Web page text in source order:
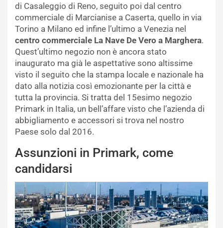
di Casaleggio di Reno, seguito poi dal centro
commerciale di Marcianise a Caserta, quello in via
Torino a Milano ed infine l’ultimo a Venezia nel
centro commerciale La Nave De Vero a Marghera.
Quest’ultimo negozio non è ancora stato
inaugurato ma già le aspettative sono altissime
visto il seguito che la stampa locale e nazionale ha
dato alla notizia così emozionante per la città e
tutta la provincia. Si tratta del 15esimo negozio
Primark in Italia, un bell’affare visto che l’azienda di
abbigliamento e accessori si trova nel nostro
Paese solo dal 2016.
Assunzioni in Primark, come
candidarsi